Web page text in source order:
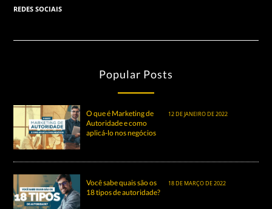
REDES SOCIAIS
Popular Posts
O que é Marketing de
Autoridade e como
aplicá-lo nos negócios
12 DE JANEIRO DE 2022
Você sabe quais são os
18 tipos de autoridade?
18 DE MARÇO DE 2022